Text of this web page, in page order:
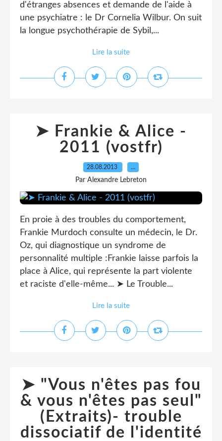
d'étranges absences et demande de l'aide à
une psychiatre : le Dr Cornelia Wilbur. On suit
la longue psychothérapie de Sybil,...
Lire la suite
➤ Frankie & Alice -
2011 (vostfr)
28.08.2013 …
Par Alexandre Lebreton
En proie à des troubles du comportement,
Frankie Murdoch consulte un médecin, le Dr.
Oz, qui diagnostique un syndrome de
personnalité multiple :Frankie laisse parfois la
place à Alice, qui représente la part violente
et raciste d'elle-même... ➤ Le Trouble...
Lire la suite
➤ "Vous n'êtes pas fou
& vous n'êtes pas seul"
(Extraits)- trouble
dissociatif de l'identité